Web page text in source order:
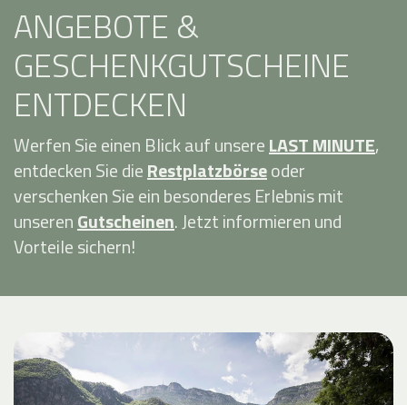
ANGEBOTE &
GESCHENKGUTSCHEINE
ENTDECKEN
Werfen Sie einen Blick auf unsereLAST MINUTE,
entdecken Sie dieRestplatzbörseoder
verschenken Sie ein besonderes Erlebnis mit
unserenGutscheinen. Jetzt informieren und
Vorteile sichern!